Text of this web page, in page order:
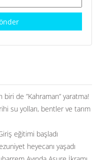
biri de ”Kahraman” yaratma!
su yolları, bentler ve tarım
eğitimi başladı
heyecanı yaşadı